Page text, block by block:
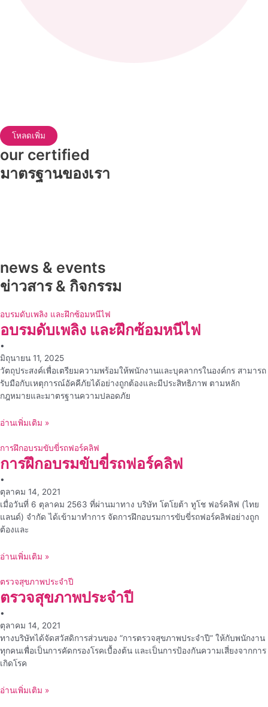
โหลดเพิ่ม
our certified
มาตรฐานของเรา
news & events
ข่าวสาร & กิจกรรม
อบรมดับเพลิง และฝึกซ้อมหนีไฟ
อบรมดับเพลิง และฝึกซ้อมหนีไฟ
•
มิถุนายน 11, 2025
วัตถุประสงค์เพื่อเตรียมความพร้อมให้พนักงานและบุคลากรในองค์กร สามารถ
รับมือกับเหตุการณ์อัคคีภัยได้อย่างถูกต้องและมีประสิทธิภาพ ตามหลัก
กฎหมายและมาตรฐานความปลอดภัย
อ่านเพิ่มเติม »
การฝึกอบรมขับขี่รถฟอร์คลิฟ
การฝึกอบรมขับขี่รถฟอร์คลิฟ
•
ตุลาคม 14, 2021
เมื่อวันที่ 6 ตุลาคม 2563 ที่ผ่านมาทาง บริษัท โตโยต้า ทูโช ฟอร์คลิฟ (ไทย
แลนด์) จำกัด ได้เข้ามาทำการ จัดการฝึกอบรมการขับขี่รถฟอร์คลิฟอย่างถูก
ต้องและ
อ่านเพิ่มเติม »
ตรวจสุขภาพประจำปี
ตรวจสุขภาพประจำปี
•
ตุลาคม 14, 2021
ทางบริษัทได้จัดสวัสดิการส่วนของ “การตรวจสุขภาพประจำปี” ให้กับพนักงาน
ทุกคนเพื่อเป็นการคัดกรองโรคเบื้องต้น และเป็นการป้องกันความเสี่ยงจากการ
เกิดโรค
อ่านเพิ่มเติม »